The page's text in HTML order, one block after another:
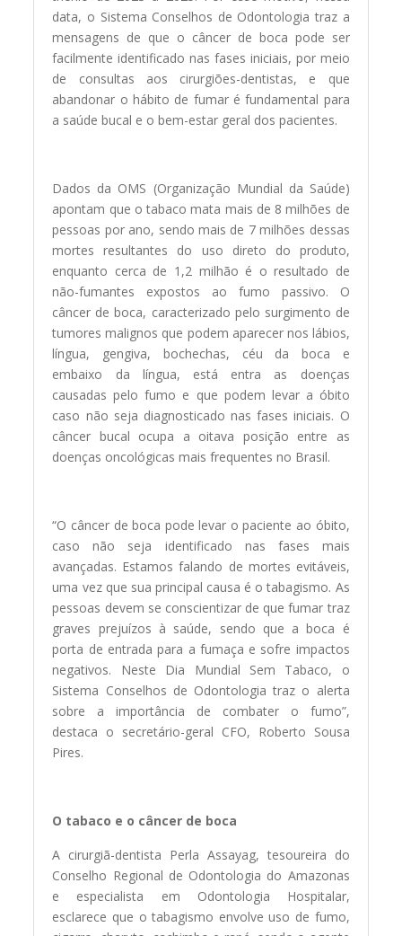
data, o Sistema Conselhos de Odontologia traz a
mensagens de que o câncer de boca pode ser
facilmente identificado nas fases iniciais, por meio
de consultas aos cirurgiões-dentistas, e que
abandonar o hábito de fumar é fundamental para
a saúde bucal e o bem-estar geral dos pacientes.
Dados da OMS (Organização Mundial da Saúde)
apontam que o tabaco mata mais de 8 milhões de
pessoas por ano, sendo mais de 7 milhões dessas
mortes resultantes do uso direto do produto,
enquanto cerca de 1,2 milhão é o resultado de
não-fumantes expostos ao fumo passivo. O
câncer de boca, caracterizado pelo surgimento de
tumores malignos que podem aparecer nos lábios,
língua, gengiva, bochechas, céu da boca e
embaixo da língua, está entra as doenças
causadas pelo fumo e que podem levar a óbito
caso não seja diagnosticado nas fases iniciais. O
câncer bucal ocupa a oitava posição entre as
doenças oncológicas mais frequentes no Brasil.
“O câncer de boca pode levar o paciente ao óbito,
caso não seja identificado nas fases mais
avançadas. Estamos falando de mortes evitáveis,
uma vez que sua principal causa é o tabagismo. As
pessoas devem se conscientizar de que fumar traz
graves prejuízos à saúde, sendo que a boca é
porta de entrada para a fumaça e sofre impactos
negativos. Neste Dia Mundial Sem Tabaco, o
Sistema Conselhos de Odontologia traz o alerta
sobre a importância de combater o fumo”,
destaca o secretário-geral CFO, Roberto Sousa
Pires.
O tabaco e o câncer de boca
A cirurgiã-dentista Perla Assayag, tesoureira do
Conselho Regional de Odontologia do Amazonas
e especialista em Odontologia Hospitalar,
esclarece que o tabagismo envolve uso de fumo,